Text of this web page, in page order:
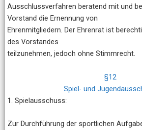
Ausschlussverfahren beratend mit und
Vorstand die Ernennung von
Ehrenmitgliedern. Der Ehrenrat ist
des Vorstandes
teilzunehmen, jedoch ohne Stimmrecht.
§12
Spiel- und
1. Spielausschuss:
Zur Durchführung der sportlichen